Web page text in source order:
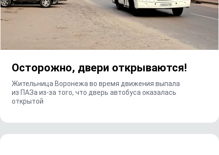
Осторожно, двери открываются!
Жительница Воронежа во время движения выпала
из ПАЗа из-за того, что дверь автобуса оказалась
открытой